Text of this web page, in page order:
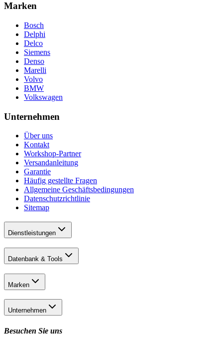
Marken
Bosch
Delphi
Delco
Siemens
Denso
Marelli
Volvo
BMW
Volkswagen
Unternehmen
Über uns
Kontakt
Workshop-Partner
Versandanleitung
Garantie
Häufig gestellte Fragen
Allgemeine Geschäftsbedingungen
Datenschutzrichtlinie
Sitemap
Dienstleistungen
Datenbank & Tools
Marken
Unternehmen
Besuchen Sie uns